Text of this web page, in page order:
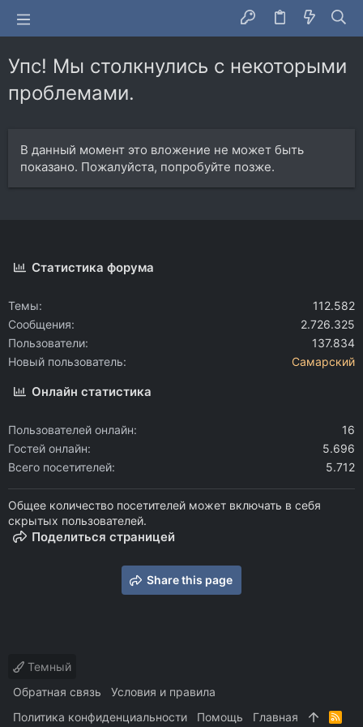
Упс! Мы столкнулись с некоторыми
проблемами.
В данный момент это вложение не может быть
показано. Пожалуйста, попробуйте позже.
Статистика форума
Темы
112.582
Сообщения
2.726.325
Пользователи
137.834
Новый пользователь
Самарский
Онлайн статистика
Пользователей онлайн
16
Гостей онлайн
5.696
Всего посетителей
5.712
Общее количество посетителей может включать в себя
скрытых пользователей.
Поделиться страницей
Share this page
Темный
Обратная связь
Условия и правила
Политика конфиденциальности
Помощь Главная
R